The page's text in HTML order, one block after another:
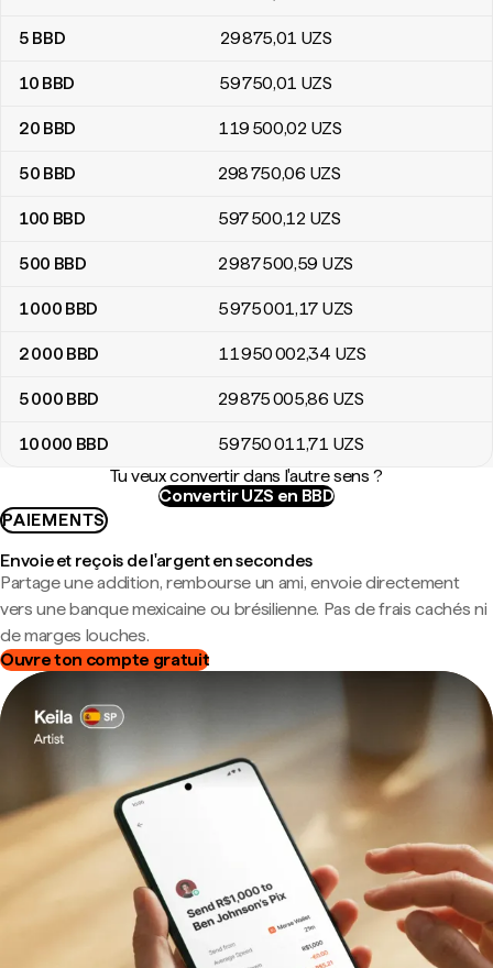
5 BBD 29 875,01 UZS
10 BBD 59 750,01 UZS
20 BBD 119 500,02 UZS
50 BBD 298 750,06 UZS
100 BBD 597 500,12 UZS
500 BBD 2 987 500,59 UZS
1 000 BBD 5 975 001,17 UZS
2 000 BBD 11 950 002,34 UZS
5 000 BBD 29 875 005,86 UZS
10 000 BBD 59 750 011,71 UZS
Tu veux convertir dans l'autre sens ?
Convertir UZS en BBD
PAIEMENTS
Envoie et reçois de l'argent en secondes
Partage une addition, rembourse un ami, envoie directement
vers une banque mexicaine ou brésilienne. Pas de frais cachés ni
de marges louches.
Ouvre ton compte gratuit